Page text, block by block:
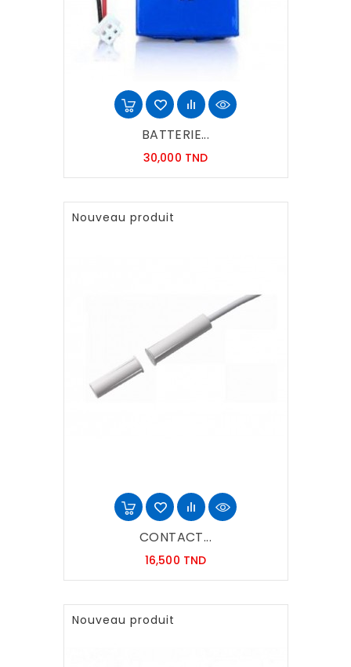
BATTERIE...
30,000 TNDPrix
Nouveau produit
CONTACT...
16,500 TNDPrix
Nouveau produit